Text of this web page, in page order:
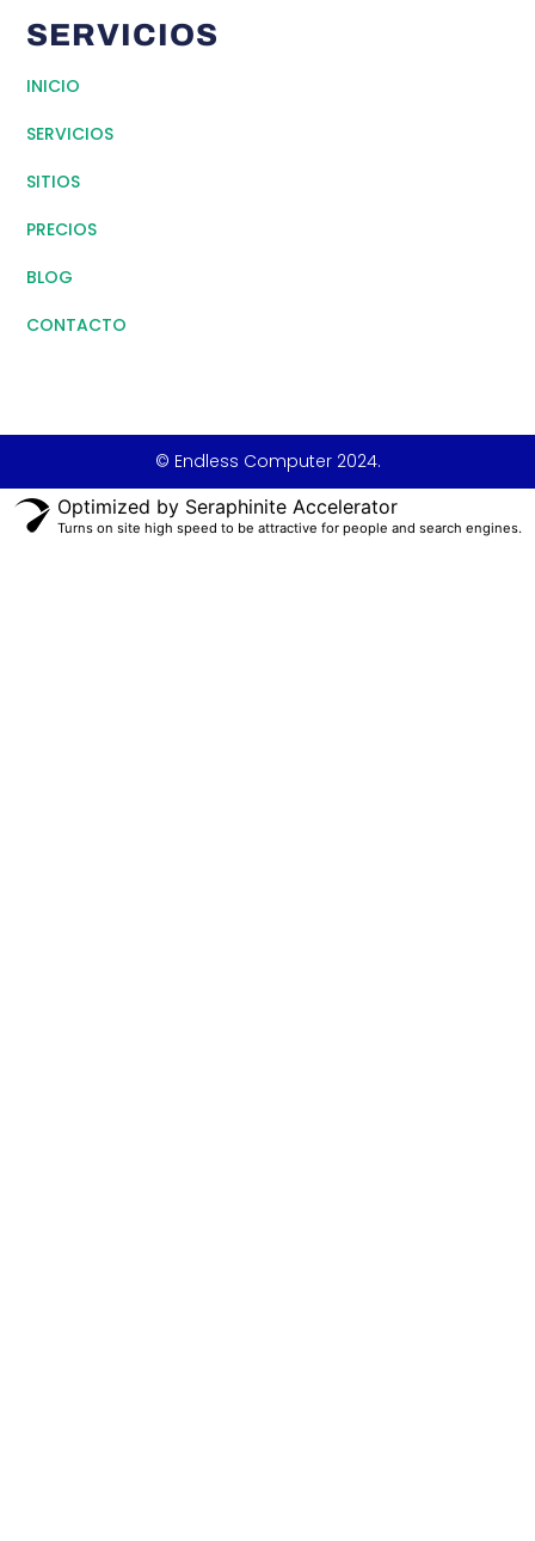
SERVICIOS
INICIO
SERVICIOS
SITIOS
PRECIOS
BLOG
CONTACTO
© Endless Computer 2024.
Optimized by Seraphinite Accelerator
Turns on site high speed to be attractive for people and search engines.